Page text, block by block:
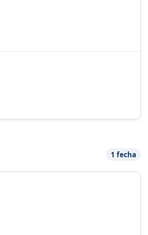
1 fecha